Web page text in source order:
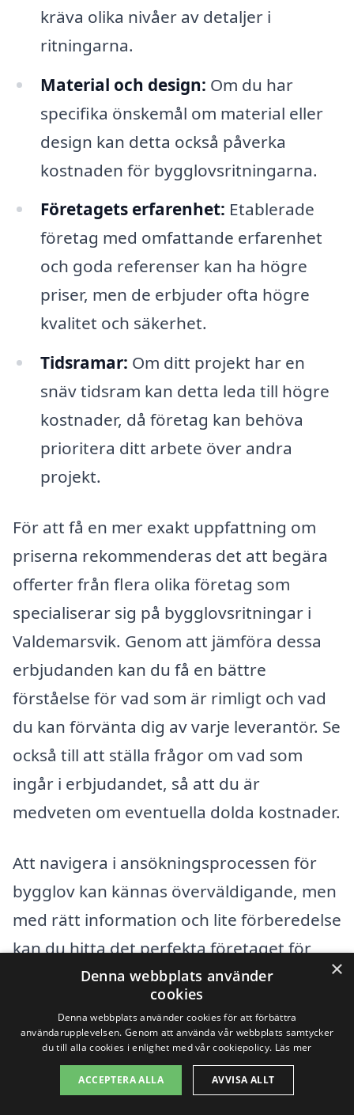
kräva olika nivåer av detaljer i
ritningarna.
Material och design: Om du har
specifika önskemål om material eller
design kan detta också påverka
kostnaden för bygglovsritningarna.
Företagets erfarenhet: Etablerade
företag med omfattande erfarenhet
och goda referenser kan ha högre
priser, men de erbjuder ofta högre
kvalitet och säkerhet.
Tidsramar: Om ditt projekt har en
snäv tidsram kan detta leda till högre
kostnader, då företag kan behöva
prioritera ditt arbete över andra
projekt.
För att få en mer exakt uppfattning om
priserna rekommenderas det att begära
offerter från flera olika företag som
specialiserar sig på bygglovsritningar i
Valdemarsvik. Genom att jämföra dessa
erbjudanden kan du få en bättre
förståelse för vad som är rimligt och vad
du kan förvänta dig av varje leverantör. Se
också till att ställa frågor om vad som
ingår i erbjudandet, så att du är
medveten om eventuella dolda kostnader.
Att navigera i ansökningsprocessen för
bygglov kan kännas överväldigande, men
med rätt information och lite förberedelse
kan du hitta det perfekta företaget för
bygglovsritningar i Valdemarsvik. På vår
plattform kan du enkelt hitta lokala
företag och begära offerter, vilket gör din
sökning både enkel och effektiv.
×
Denna webbplats använder
cookies
Denna webbplats använder cookies för att förbättra
användarupplevelsen. Genom att använda vår webbplats samtycker
du till alla cookies i enlighet med vår cookiepolicy. Läs mer
ACCEPTERA ALLA AVVISA ALLT